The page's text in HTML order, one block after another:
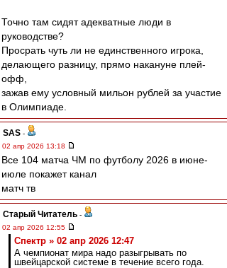
Точно там сидят адекватные люди в
руководстве?
Просрать чуть ли не единственного игрока,
делающего разницу, прямо накануне плей-
офф,
зажав ему условный мильон рублей за участие
в Олимпиаде.
SAS -
02 апр 2026 13:18
Все 104 матча ЧМ по футболу 2026 в июне-
июле покажет канал
матч тв
Старый Читатель -
02 апр 2026 12:55
Спектр » 02 апр 2026 12:47
А чемпионат мира надо разыгрывать по
швейцарской системе в течение всего года.